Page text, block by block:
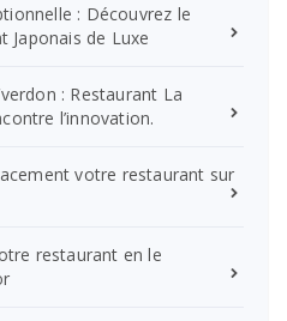
: Découvrez le
Japonais de Luxe
: Restaurant La
l’innovation.
votre restaurant sur
restaurant en le